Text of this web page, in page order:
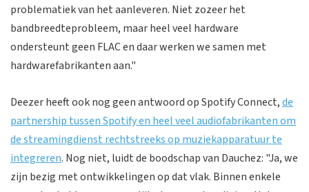
problematiek van het aanleveren. Niet zozeer het
bandbreedteprobleem, maar heel veel hardware
ondersteunt geen FLAC en daar werken we samen met
hardwarefabrikanten aan."
Deezer heeft ook nog geen antwoord op Spotify Connect,de
partnership tussen Spotify en heel veel audiofabrikanten om
de streamingdienst rechtstreeks op muziekapparatuur te
integreren. Nog niet, luidt de boodschap van Dauchez: "Ja, we
zijn bezig met ontwikkelingen op dat vlak. Binnen enkele